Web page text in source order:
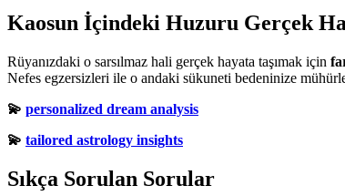
Kaosun İçindeki Huzuru Gerçek
Rüyanızdaki o sarsılmaz hali gerçek hayata taşımak için
Nefes egzersizleri ile o andaki sükuneti bedeninize
💫 personalized dream analysis
💫 tailored astrology insights
Sıkça Sorulan Sorular